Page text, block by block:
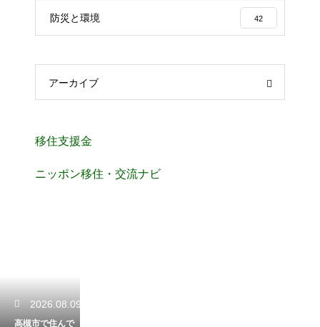
防災と環境 42
アーカイブ
移住支援金
ニッポン移住・交流ナビ
2026.08.09
高槻市で住んで